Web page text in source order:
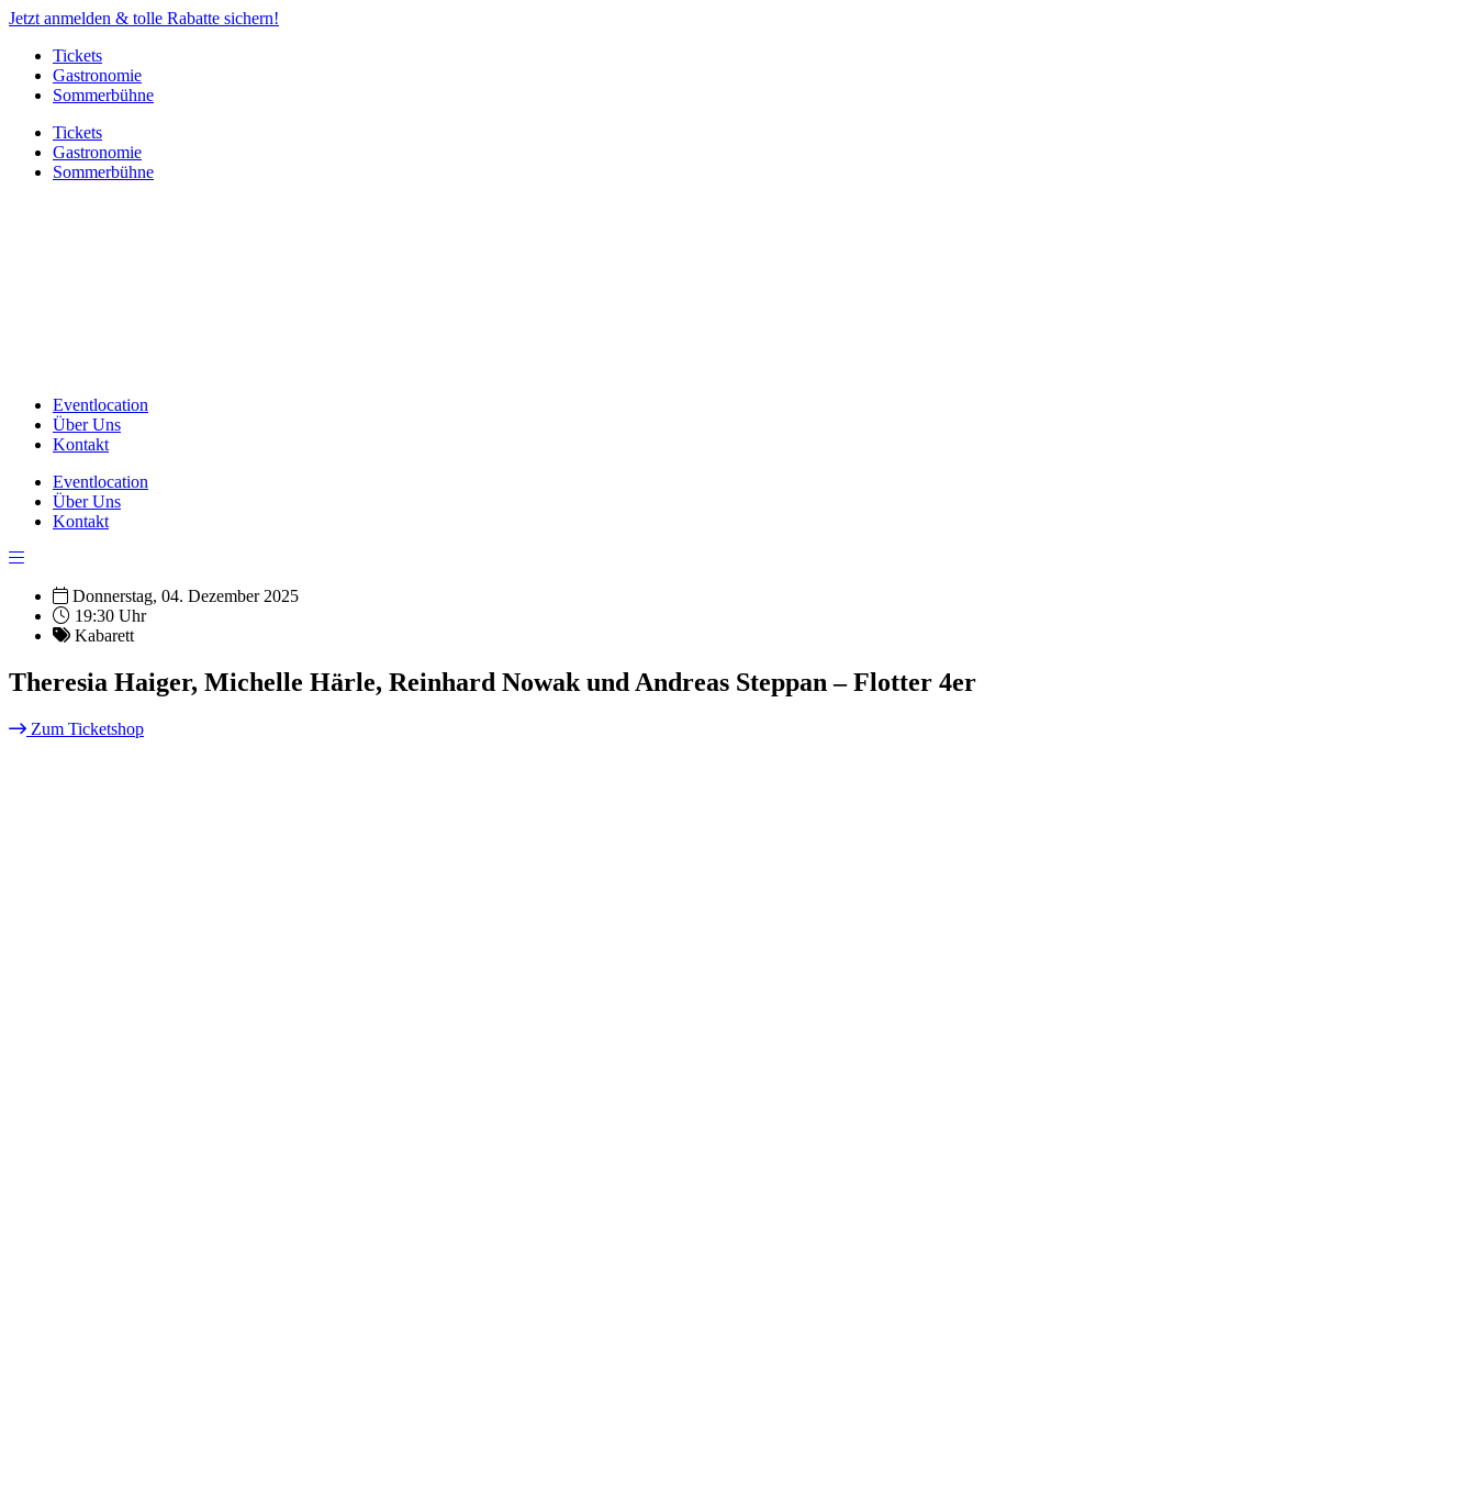
Jetzt anmelden & tolle Rabatte sichern!
Tickets
Gastronomie
Sommerbühne
Tickets
Gastronomie
Sommerbühne
Eventlocation
Über Uns
Kontakt
Eventlocation
Über Uns
Kontakt
Donnerstag, 04. Dezember 2025
19:30 Uhr
Kabarett
Theresia Haiger, Michelle Härle, Reinhard Nowak und Andreas Steppan – Flotter 4er
Zum Ticketshop